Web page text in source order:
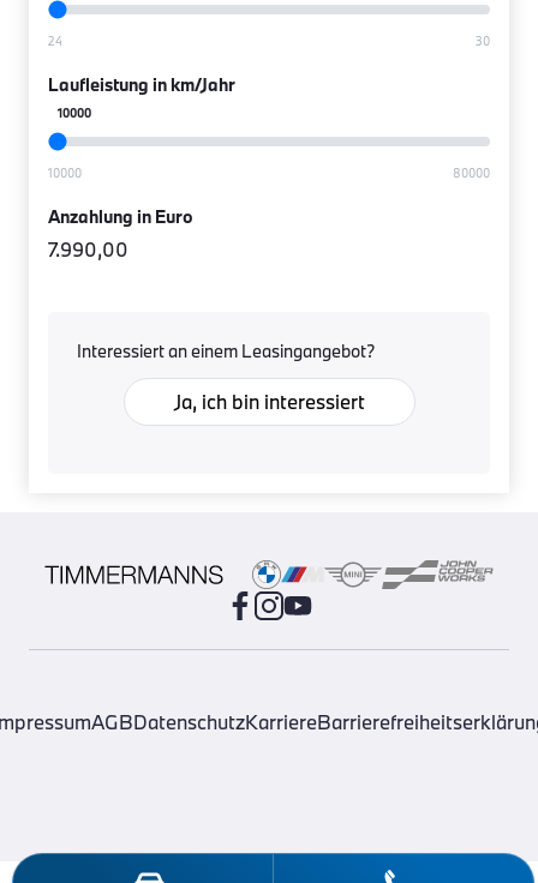
Laufleistung in km/Jahr
10000
Anzahlung in Euro
7.990,00
Interessiert an einem Leasingangebot?
Ja, ich bin interessiert
AGBDatenschutzKarriere